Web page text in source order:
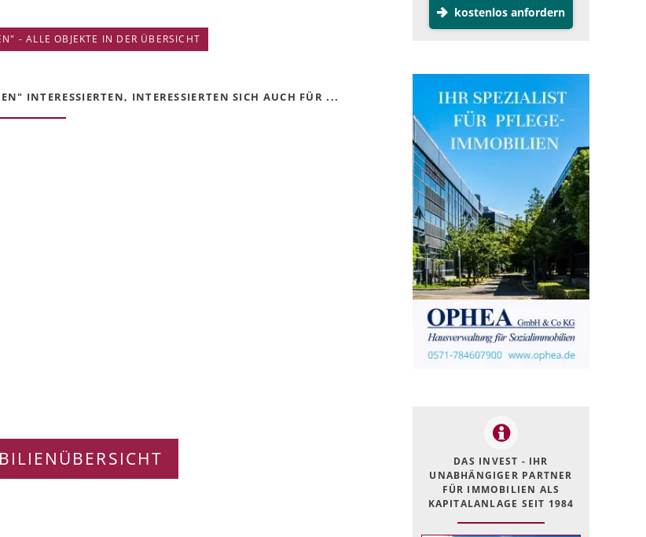
- ALLE OBJEKTE IN DER ÜBERSICHT
INTERESSIERTEN, INTERESSIERTEN SICH AUCH FÜR ...
kostenlos anfordern
DAS INVEST - IHR
UNABHÄNGIGER PARTNER
FÜR IMMOBILIEN ALS
KAPITALANLAGE SEIT 1984